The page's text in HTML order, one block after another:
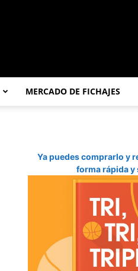
MERCADO DE FICHAJES
Ya puedes comprarlo y
forma rápida y